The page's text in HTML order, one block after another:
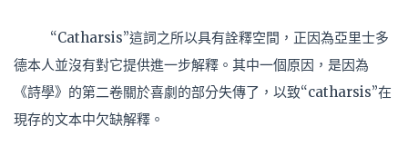
“Catharsis”這詞之所以具有詮釋空間，正因為亞里士多
德本人並沒有對它提供進一步解釋。其中一個原因，是因為
《詩學》的第二卷關於喜劇的部分失傳了，以致“catharsis”在
現存的文本中欠缺解釋。